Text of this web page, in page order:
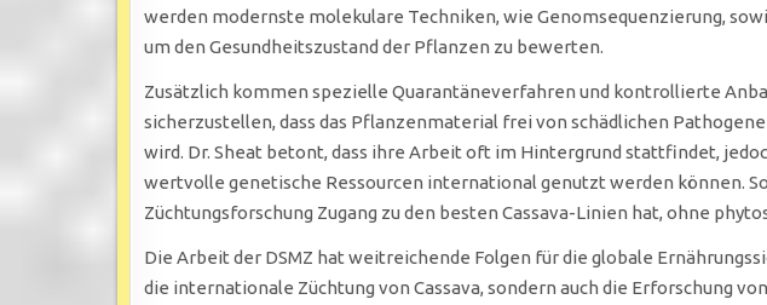
werden modernste molekulare Techniken, wie Genomsequenzierung,
um den Gesundheitszustand der Pflanzen zu bewerten.
Zusätzlich kommen spezielle Quarantäneverfahren und kontrollierte
sicherzustellen, dass das Pflanzenmaterial frei von schädlichen
wird. Dr. Sheat betont, dass ihre Arbeit oft im Hintergrund stattfindet,
wertvolle genetische Ressourcen international genutzt werden können.
Züchtungsforschung Zugang zu den besten Cassava-Linien hat, ohne
Die Arbeit der DSMZ hat weitreichende Folgen für die globale
die internationale Züchtung von Cassava, sondern auch die Erforschung